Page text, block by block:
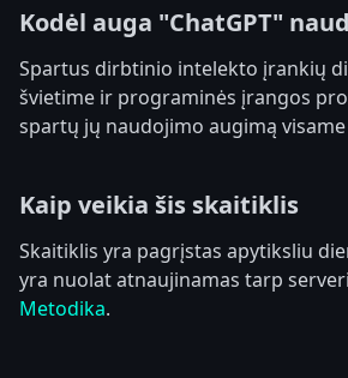
Kodėl auga "ChatGPT"
Spartus dirbtinio intelekto įrankių
švietime ir programinės įrangos
spartų jų naudojimo augimą visame
Kaip veikia šis skaitiklis
Skaitiklis yra pagrįstas apytiksliu
yra nuolat atnaujinamas tarp
Metodika.